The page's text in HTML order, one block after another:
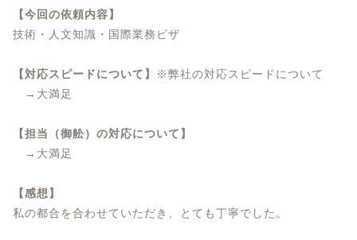
【今回の依頼内容】
技術・人文知識・国際業務ビザ
【対応スピードについて】
※弊社の対応スピードについて
→大満足
【担当（御舩）の対応について】
→大満足
【感想】
私の都合を合わせていただき、とても丁寧でした。